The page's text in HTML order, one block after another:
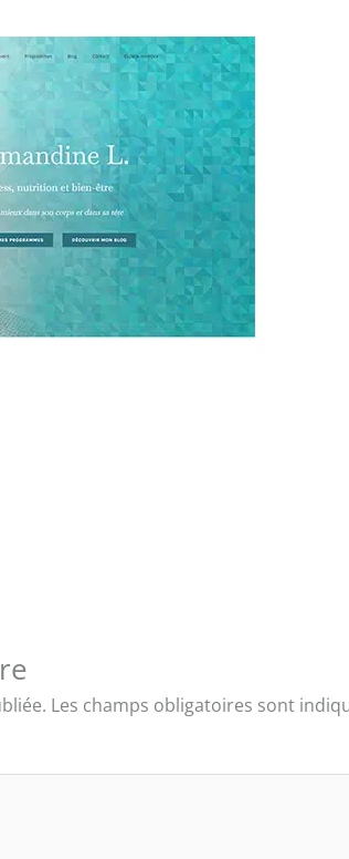
Les champs obligatoires sont